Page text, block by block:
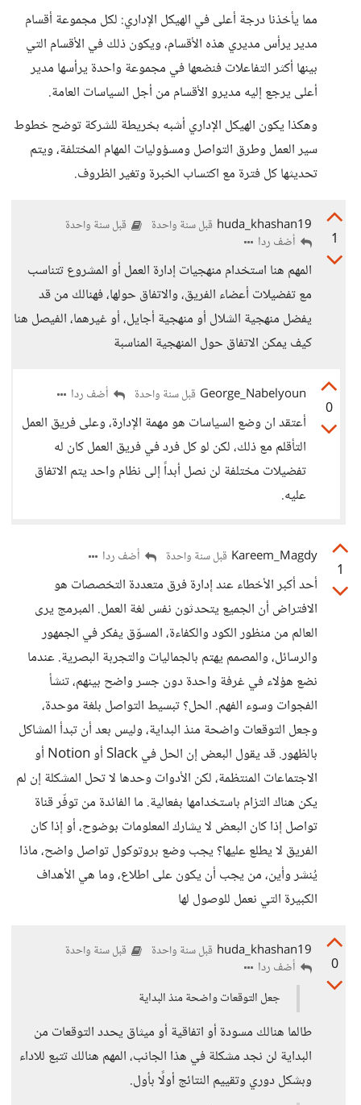
مما يأخذنا درجة أعلى في الهيكل الإداري: لكل مجموعة أقسام
مدير يرأس مديري هذه الأقسام، ويكون ذلك في الأقسام التي
بينها أكثر التفاعلات فنضعها في مجموعة واحدة يرأسها مدير
أعلى يرجع إليه مديرو الأقسام من أجل السياسات العامة.
وهكذا يكون الهيكل الإداري أشبه بخريطة للشركة توضح خطوط
سير العمل وطرق التواصل ومسؤوليات المهام المختلفة، ويتم
تحديثها كل فترة مع اكتساب الخبرة وتغير الظروف.
1
huda_khashan19 قبل سنة واحدة قبل سنة واحدة
أضف ردا
المهم هنا استخدام منهجيات إدارة العمل أو المشروع تتناسب
مع تفضيلات أعضاء الفريق، والاتفاق حولها، فهنالك من قد
يفضل منهجية الشلال أو منهجية أجايل، أو غيرهما، الفيصل هنا
كيف يمكن الاتفاق حول المنهجية المناسبة
0
George_Nabelyoun قبل سنة واحدة أضف ردا
أعتقد ان وضع السياسات هو مهمة الإدارة، وعلى فريق العمل
التأقلم مع ذلك، لكن لو كل فرد في فريق العمل كان له
تفضيلات مختلفة لن نصل أبداً إلى نظام واحد يتم الاتفاق
عليه.
1
Kareem_Magdy قبل سنة واحدة أضف ردا
أحد أكبر الأخطاء عند إدارة فرق متعددة التخصصات هو
الافتراض أن الجميع يتحدثون نفس لغة العمل. المبرمج يرى
العالم من منظور الكود والكفاءة، المسوّق يفكر في الجمهور
والرسائل، والمصمم يهتم بالجماليات والتجربة البصرية. عندما
نضع هؤلاء في غرفة واحدة دون جسر واضح بينهم، تنشأ
الفجوات وسوء الفهم. الحل؟ تبسيط التواصل بلغة موحدة،
وجعل التوقعات واضحة منذ البداية، وليس بعد أن تبدأ المشاكل
بالظهور. قد يقول البعض إن الحل في Slack أو Notion أو
الاجتماعات المنتظمة، لكن الأدوات وحدها لا تحل المشكلة إن لم
يكن هناك التزام باستخدامها بفعالية. ما الفائدة من توفّر قناة
تواصل إذا كان البعض لا يشارك المعلومات بوضوح، أو إذا كان
الفريق لا يطلع عليها؟ يجب وضع بروتوكول تواصل واضح، ماذا
يُنشر وأين، من يجب أن يكون على اطلاع، وما هي الأهداف
الكبيرة التي نعمل للوصول لها
0
huda_khashan19 قبل سنة واحدة قبل سنة واحدة
أضف ردا
جعل التوقعات واضحة منذ البداية
طالما هنالك مسودة أو اتفاقية أو ميثاق يحدد التوقعات من
البداية لن نجد مشكلة في هذا الجانب، المهم هنالك تتبع للاداء
وبشكل دوري وتقييم النتائج أولًا بأول.